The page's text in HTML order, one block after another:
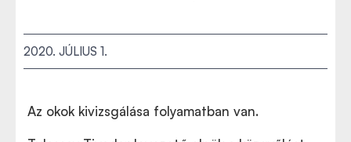
2020. JÚLIUS 1.
Az okok kivizsgálása folyamatban van.